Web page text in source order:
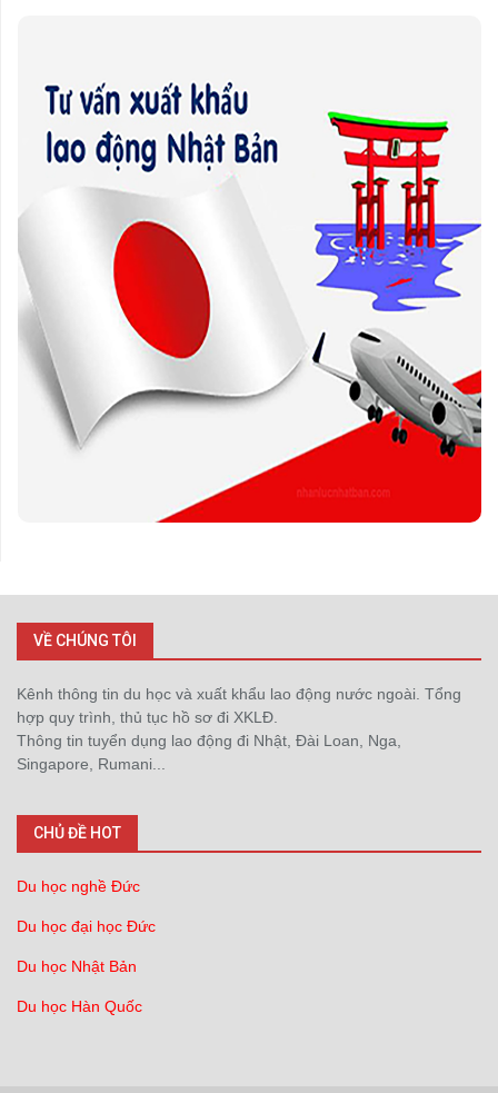
VỀ CHÚNG TÔI
Kênh thông tin du học và xuất khẩu lao động nước ngoài. Tổng
hợp quy trình, thủ tục hồ sơ đi XKLĐ.
Thông tin tuyển dụng lao động đi Nhật, Đài Loan, Nga,
Singapore, Rumani...
CHỦ ĐỀ HOT
Du học nghề Đức
Du học đại học Đức
Du học Nhật Bản
Du học Hàn Quốc